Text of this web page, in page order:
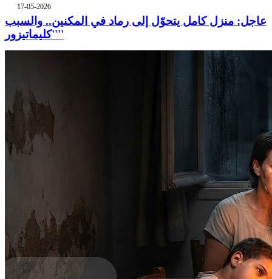
17-05-2026
عاجل: منزل كامل يتحوّل إلى رماد في المكنين.. والسبب
''كليماتيزور''